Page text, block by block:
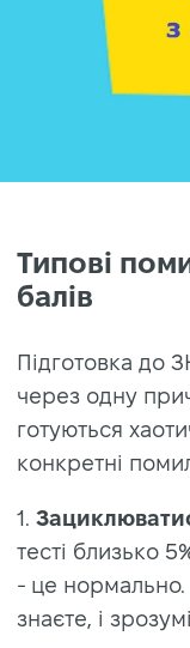
Типові
балів
Підготовка до
через одну
готуються
конкретні
1.
тесті близько
- це
знаєте, і